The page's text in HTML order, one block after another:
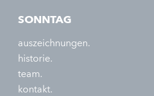
SONNTAG
auszeichnungen.
historie.
team.
kontakt.